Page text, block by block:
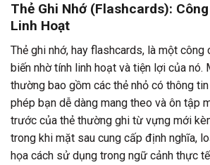
Thẻ Ghi Nhớ (Flashcards):
Linh Hoạt
Thẻ ghi nhớ, hay flashcards, là một
biến nhờ tính linh hoạt và tiện lợi của nó.
thường bao gồm các thẻ nhỏ có thông
phép bạn dễ dàng mang theo và ôn tập
trước của thẻ thường ghi từ vựng mới
trong khi mặt sau cung cấp định nghĩa,
họa cách sử dụng trong ngữ cảnh thực